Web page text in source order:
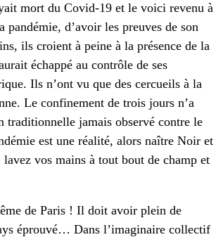
mort du Covid-19 et le voici revenu à
d’avoir les preuves de son
ils croient à peine à la présence de la
échappé au contrôle de ses
Ils n’ont vu que des cercueils à la
Le confinement de trois jours n’a
traditionnelle jamais observé contre le
est une réalité, alors naître Noir et
vos mains à tout bout de champ et
de Paris ! Il doit avoir plein de
éprouvé… Dans l’imaginaire collectif